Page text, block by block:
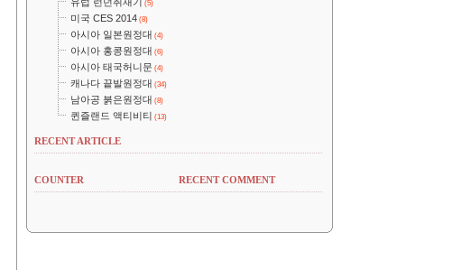
(5)
미국 CES 2014 (8)
아시아 일본원정대 (4)
아시아 홍콩원정대 (6)
아시아 태국허니문 (4)
캐나다 끝발원정대 (34)
남아공 붉은원정대 (8)
퀸즐랜드 액티비티 (13)
RECENT ARTICLE
COUNTER RECENT COMMENT